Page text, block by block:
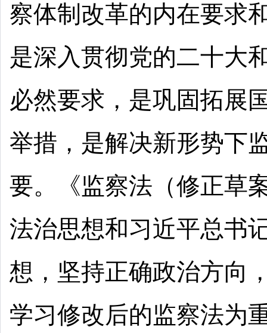
察体制改革的内在要求
是深入贯彻党的二十大
必然要求，是巩固拓展
举措，是解决新形势下
要。《监察法（修正草
法治思想和习近平总书
想，坚持正确政治方向
学习修改后的监察法为